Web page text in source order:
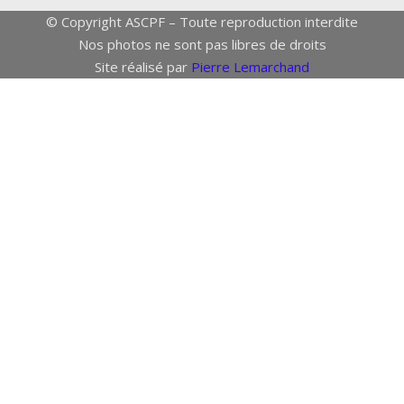
© Copyright ASCPF – Toute reproduction interdite
Nos photos ne sont pas libres de droits
Site réalisé par Pierre Lemarchand